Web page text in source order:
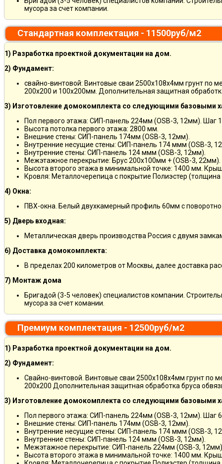
мусора за счет компании.
Стандартная комплектация - 11500руб/м2
1) Разработка проектной документации на дом.
2) Фундамент:
свайно-винтовой: Винтовые сваи 2500х108х4мм грунт по
200х200 и 100х200мм. Дополнительная защитная
3) Изготовление домокомплекта со следующими базовыми
Пол первого этажа: СИП-панель 224мм (OSB-3, 12мм). Шаг
Высота потолка первого этажа: 2800 мм.
Внешние стены: СИП-панель 174мм (OSB-3, 12мм).
Внутренние несущие стены: СИП-панель 174 ммм (OSB-3,
Внутренние стены: СИП-панель 124 ммм (OSB-3, 12мм).
Межэтажное перекрытие: Брус 200х100мм + (OSB-3, 22мм).
Высота второго этажа в минимальной точке: 1400 мм.
Кровля: Металлочерепица с покрытие Полиэстер
4) Окна:
ПВХ-окна. Белый двухкамерный профиль 60мм с
5) Дверь входная:
Металлическая дверь производства Россия с двумя
6) Доставка домокомплекта:
В пределах 200 километров от Москвы, далее доставка
7) Монтаж дома
Бригадой (3-5 человек) специалистов компании.
мусора за счет комании.
Премиум комплектация - 12500руб/м2
1) Разработка проектной документации на дом.
2) Фундамент:
Свайно-винтовой. Винтовые сваи 2500х108х4мм грунт по
200х200 Дополнительная защитная обработка бруса
3) Изготовление домокомплекта со следующими базовыми
Пол первого этажа: СИП-панель 224мм (OSB-3, 12мм). Шаг
Внешние стены: СИП-панель 174мм (OSB-3, 12мм).
Внутренние несущие стены: СИП-панель 174 ммм (OSB-3,
Внутренние стены: СИП-панель 124 ммм (OSB-3, 12мм).
Межэтажное перекрытие: СИП-панель 224мм (OSB-3,
Высота второго этажа в минимальной точке: 1400 мм.